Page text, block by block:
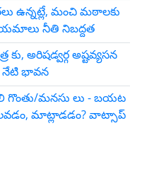
ఉన్నట్లే, మంచి మఠాలకు
నీతి నిబద్దత
అరిషడ్వర్గ అష్టవ్యసన
నేటి భావన
గొంతు/మనసు లు - బయట
మాట్లాడడం? వాట్సాప్